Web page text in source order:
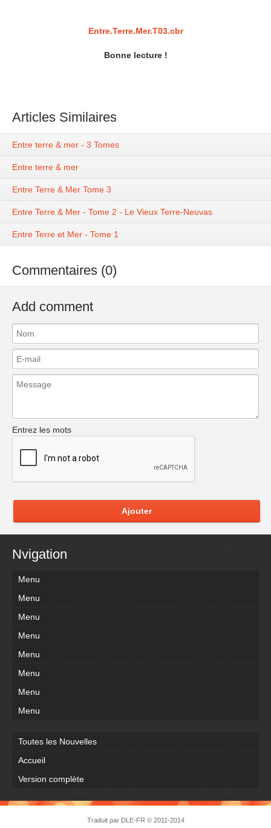
Entre.Terre.Mer.T03.cbr
Bonne lecture !
Articles Similaires
Entre terre & mer - 3 Tomes
Entre terre & mer
Entre Terre & Mer Tome 3
Entre Terre & Mer - Tome 2 - Le Vieux Terre-Neuvas
Entre Terre et Mer - Tome 1
Commentaires (0)
Add comment
Entrez les mots
Ajouter
Nvigation
Menu
Menu
Menu
Menu
Menu
Menu
Menu
Menu
Toutes les Nouvelles
Accueil
Version complète
Traduit par DLE-FR © 2011-2014